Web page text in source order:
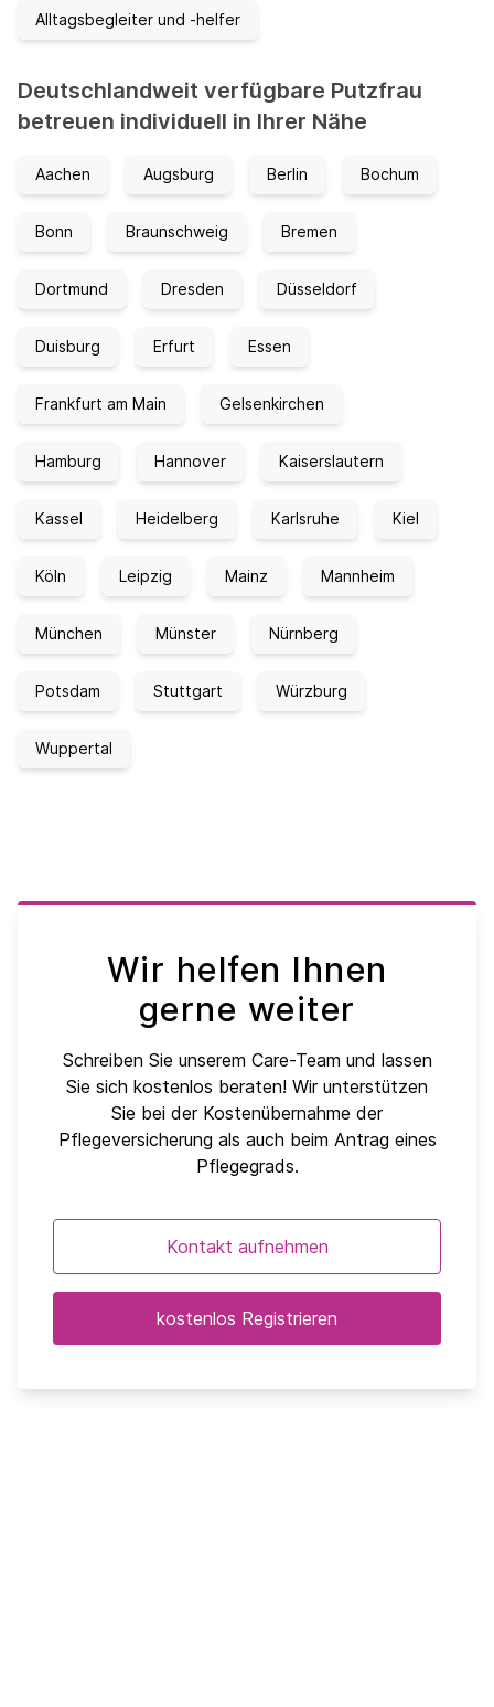
Alltagsbegleiter und -helfer
Deutschlandweit verfügbare Putzfrau
betreuen individuell in Ihrer Nähe
Aachen Augsburg Berlin Bochum
Bonn Braunschweig Bremen
Dortmund Dresden Düsseldorf
Duisburg Erfurt Essen
Frankfurt am Main Gelsenkirchen
Hamburg Hannover Kaiserslautern
Kassel Heidelberg Karlsruhe Kiel
Köln Leipzig Mainz Mannheim
München Münster Nürnberg
Potsdam Stuttgart Würzburg
Wuppertal
Wir helfen Ihnen
gerne weiter
Schreiben Sie unserem Care-Team und lassen
Sie sich kostenlos beraten! Wir unterstützen
Sie bei der Kostenübernahme der
Pflegeversicherung als auch beim Antrag eines
Pflegegrads.
Kontakt aufnehmen
kostenlos Registrieren